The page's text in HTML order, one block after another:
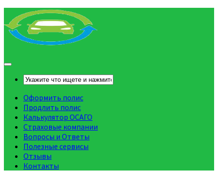
Оформить полис
Продлить полис
Калькулятор ОСАГО
Страховые компании
Вопросы и Ответы
Полезные сервисы
Отзывы
Контакты